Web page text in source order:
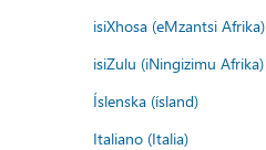
isiXhosa (eMzantsi Afrika)
isiZulu (iNingizimu Afrika)
Íslenska (ísland)
Italiano (Italia)